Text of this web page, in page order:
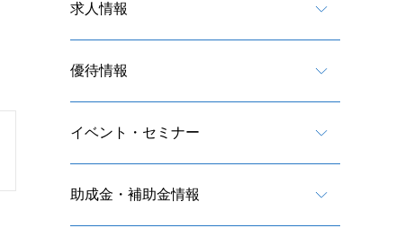
求人情報
優待情報
イベント・セミナー
助成金・補助金情報